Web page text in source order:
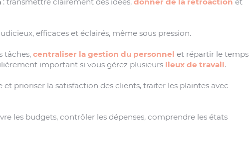
efficaces et éclairés, même sous pression.
tâches, centraliser la gestion du personnel et répartir le temps
important si vous gérez plusieurs lieux de travail.
prioriser la satisfaction des clients, traiter les plaintes avec
les budgets, contrôler les dépenses, comprendre les états